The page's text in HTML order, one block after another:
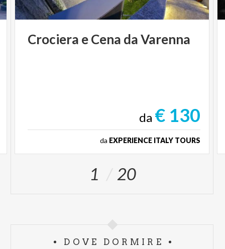
Crociera eCena daVarenna
da € 130
da EXPERIENCE ITALY TOURS
1 20
DOVE DORMIRE